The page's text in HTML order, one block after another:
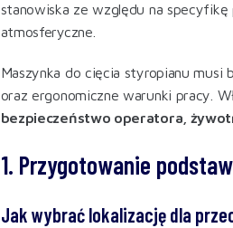
stanowiska ze względu na
atmosferyczne.
Maszynka do cięcia styropianu musi
oraz ergonomiczne warunki pracy.
bezpieczeństwo operatora,
1. Przygotowanie
Jak wybrać lokalizację dla